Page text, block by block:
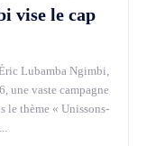
vise le cap
Lubamba Ngimbi,
une vaste campagne
le thème « Unissons-